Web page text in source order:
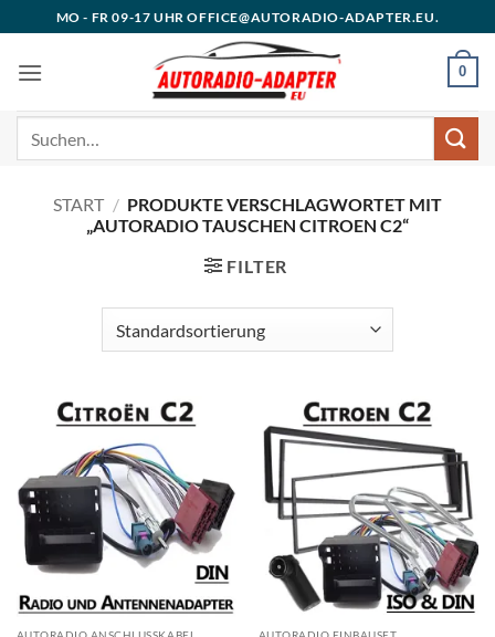
Inhalt
springen
MO - FR 09-17 UHR OFFICE@AUTORADIO-ADAPTER.EU.
0
START / PRODUKTE VERSCHLAGWORTET MIT
„AUTORADIO TAUSCHEN CITROEN C2“
FILTER